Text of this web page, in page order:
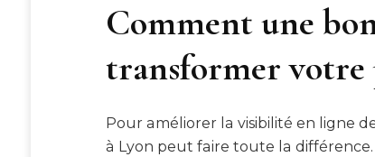
Comment une
transformer votre
Pour améliorer la visibilité en ligne
à Lyon peut faire toute la